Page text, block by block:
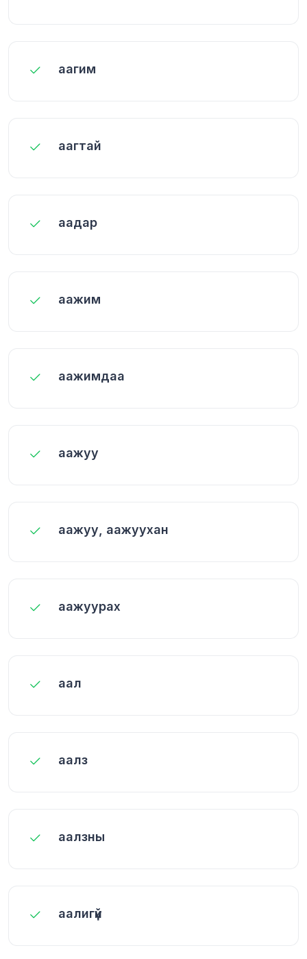
аагим
аагтай
аадар
аажим
аажимдаа
аажуу
аажуу, аажуухан
аажуурах
аал
аалз
аалзны
аалигүй